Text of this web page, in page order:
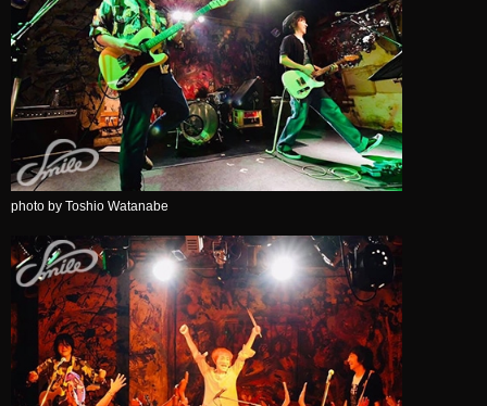
photo by Toshio Watanabe